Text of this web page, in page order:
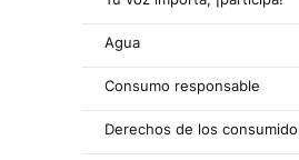
Agua
Consumo responsable
Derechos de los